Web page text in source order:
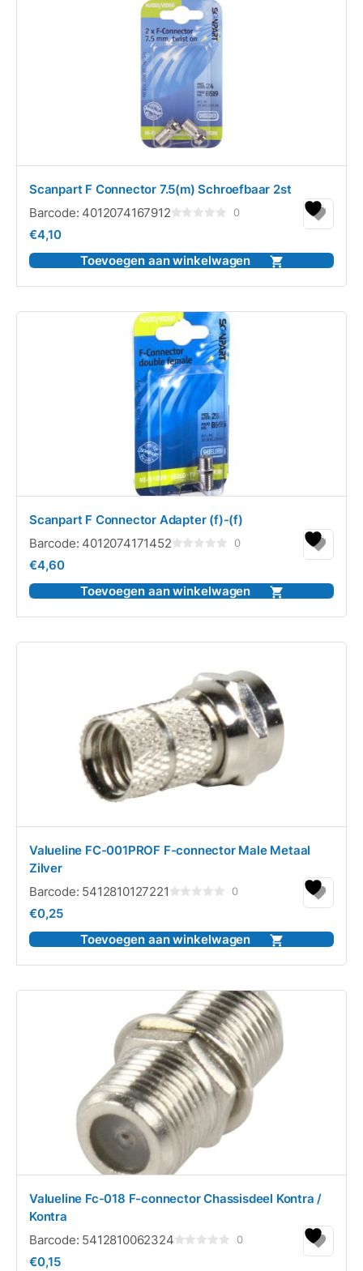
Scanpart F Connector 7.5(m) Schroefbaar 2st
Barcode: 4012074167912
5
0
€4,10
Toevoegen aan winkelwagen
Scanpart F Connector Adapter (f)-(f)
Barcode: 4012074171452
5
0
€4,60
Toevoegen aan winkelwagen
Valueline FC-001PROF F-connector Male Metaal
Zilver
Barcode: 5412810127221
5
0
€0,25
Toevoegen aan winkelwagen
Valueline Fc-018 F-connector Chassisdeel Kontra /
Kontra
Barcode: 5412810062324 0
€0,15